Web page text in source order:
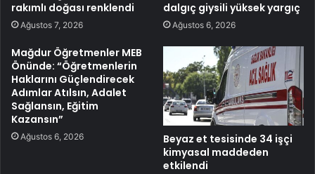
rakımlı doğası renklendi
Ağustos 7, 2026
dalgıç giysili yüksek yargıç
Ağustos 6, 2026
Mağdur Öğretmenler MEB
Önünde: “Öğretmenlerin
Haklarını Güçlendirecek
Adımlar Atılsın, Adalet
Sağlansın, Eğitim
Kazansın”
Ağustos 6, 2026
Beyaz et tesisinde 34 işçi
kimyasal maddeden
etkilendi